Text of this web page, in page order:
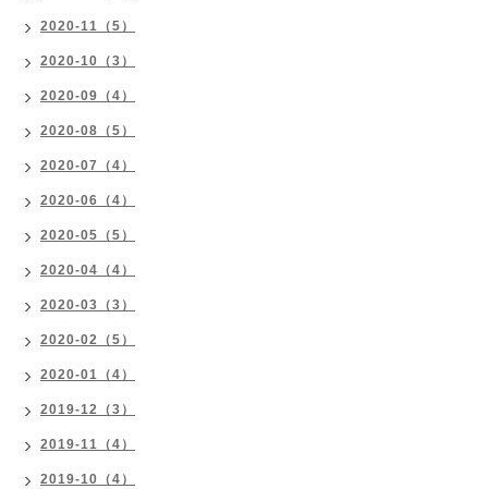
2020-11（5）
2020-10（3）
2020-09（4）
2020-08（5）
2020-07（4）
2020-06（4）
2020-05（5）
2020-04（4）
2020-03（3）
2020-02（5）
2020-01（4）
2019-12（3）
2019-11（4）
2019-10（4）